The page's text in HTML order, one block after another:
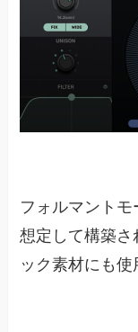
フォルマント
想定して構築さ
ック素材にも使